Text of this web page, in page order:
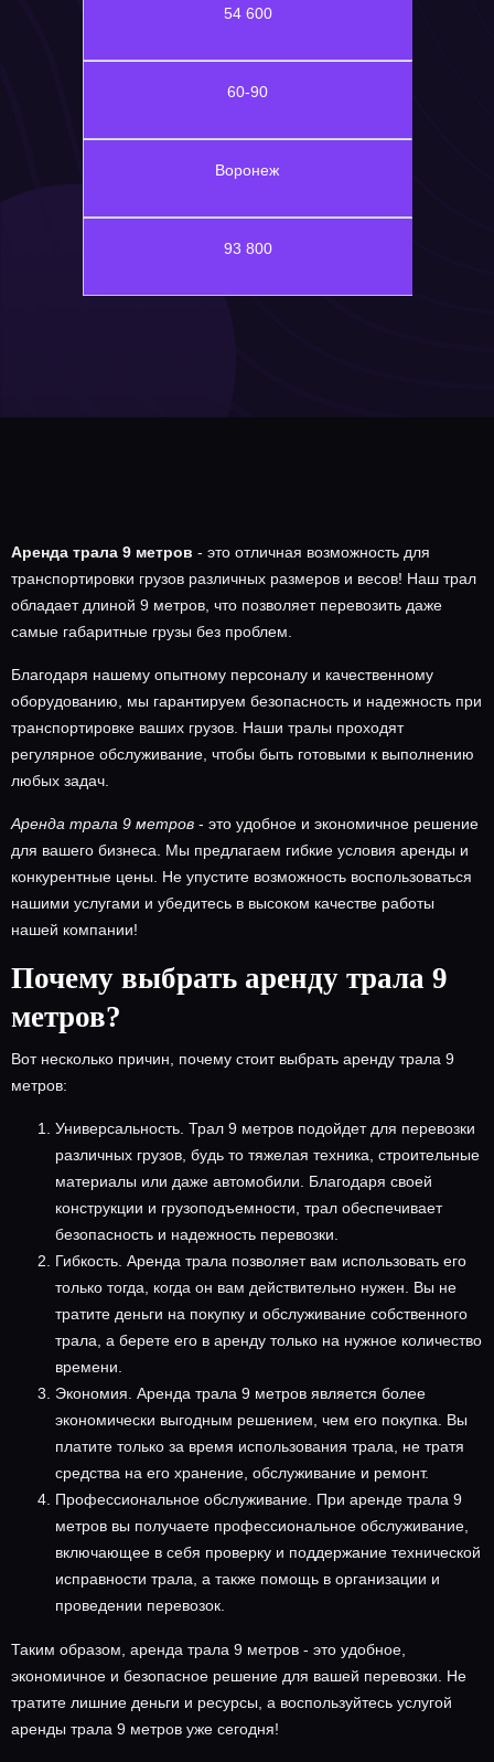
54 600
60-90
Воронеж
93 800
Аренда трала 9 метров - это отличная возможность для
транспортировки грузов различных размеров и весов! Наш трал
обладает длиной 9 метров, что позволяет перевозить даже
самые габаритные грузы без проблем.
Благодаря нашему опытному персоналу и качественному
оборудованию, мы гарантируем безопасность и надежность при
транспортировке ваших грузов. Наши тралы проходят
регулярное обслуживание, чтобы быть готовыми к выполнению
любых задач.
Аренда трала 9 метров - это удобное и экономичное решение
для вашего бизнеса. Мы предлагаем гибкие условия аренды и
конкурентные цены. Не упустите возможность воспользоваться
нашими услугами и убедитесь в высоком качестве работы
нашей компании!
Почему выбрать аренду трала 9
метров?
Вот несколько причин, почему стоит выбрать аренду трала 9
метров:
Универсальность. Трал 9 метров подойдет для перевозки
различных грузов, будь то тяжелая техника, строительные
материалы или даже автомобили. Благодаря своей
конструкции и грузоподъемности, трал обеспечивает
безопасность и надежность перевозки.
Гибкость. Аренда трала позволяет вам использовать его
только тогда, когда он вам действительно нужен. Вы не
тратите деньги на покупку и обслуживание собственного
трала, а берете его в аренду только на нужное количество
времени.
Экономия. Аренда трала 9 метров является более
экономически выгодным решением, чем его покупка. Вы
платите только за время использования трала, не тратя
средства на его хранение, обслуживание и ремонт.
Профессиональное обслуживание. При аренде трала 9
метров вы получаете профессиональное обслуживание,
включающее в себя проверку и поддержание технической
исправности трала, а также помощь в организации и
проведении перевозок.
Таким образом, аренда трала 9 метров - это удобное,
экономичное и безопасное решение для вашей перевозки. Не
тратите лишние деньги и ресурсы, а воспользуйтесь услугой
аренды трала 9 метров уже сегодня!